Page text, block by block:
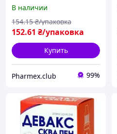
В наличии
152.61 ₴/упаковка
154.15 ₴/упаковка
Купить
Pharmex.club 99%